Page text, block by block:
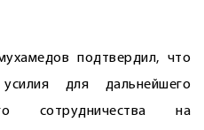
подтвердил, что
для дальнейшего
сотрудничества на